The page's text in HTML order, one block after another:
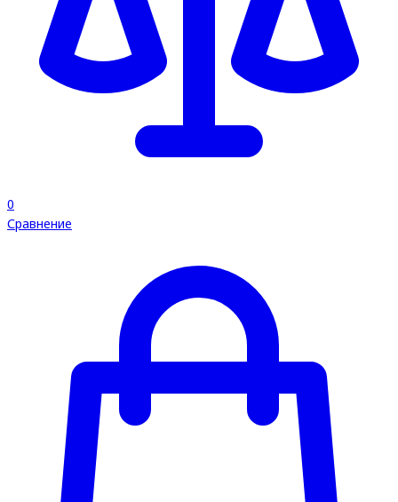
0
Сравнение